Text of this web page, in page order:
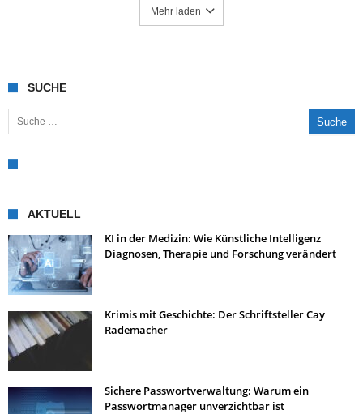
Mehr laden
SUCHE
Suche nach:
AKTUELL
KI in der Medizin: Wie Künstliche Intelligenz
Diagnosen, Therapie und Forschung verändert
Krimis mit Geschichte: Der Schriftsteller Cay
Rademacher
Sichere Passwortverwaltung: Warum ein
Passwortmanager unverzichtbar ist